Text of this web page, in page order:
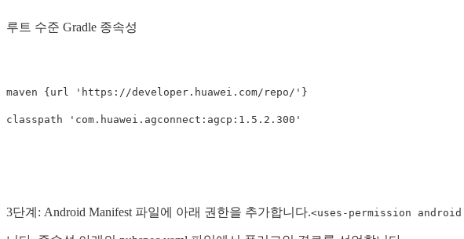
루트 수준 Gradle 종속성
maven {url 'https://developer.huawei.com/repo/'}
3단계: Android Manifest 파일에 아래 권한을 추가합니다.<uses-permission